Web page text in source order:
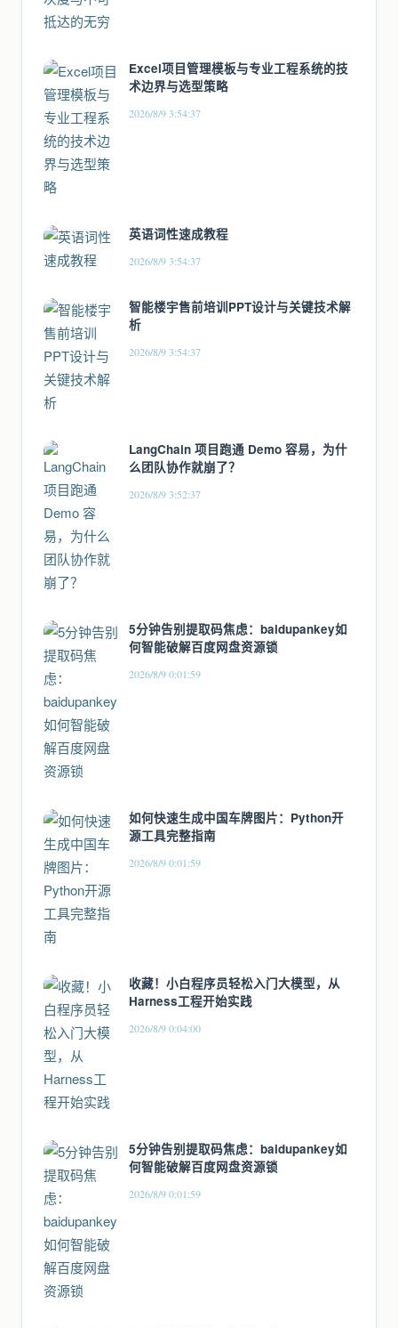
Excel项目管理模板与专业工程系统的技
术边界与选型策略
2026/8/9 3:54:37
英语词性速成教程
2026/8/9 3:54:37
智能楼宇售前培训PPT设计与关键技术解
析
2026/8/9 3:54:37
LangChain 项目跑通 Demo 容易，为什
么团队协作就崩了？
2026/8/9 3:52:37
5分钟告别提取码焦虑：baidupankey如
何智能破解百度网盘资源锁
2026/8/9 0:01:59
如何快速生成中国车牌图片：Python开
源工具完整指南
2026/8/9 0:01:59
收藏！小白程序员轻松入门大模型，从
Harness工程开始实践
2026/8/9 0:04:00
5分钟告别提取码焦虑：baidupankey如
何智能破解百度网盘资源锁
2026/8/9 0:01:59